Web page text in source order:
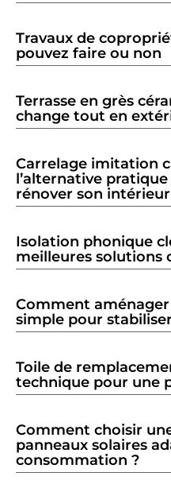
Travaux de
pouvez faire ou non
Terrasse en grès
change tout en
Carrelage imitation
l’alternative
rénover son intérieur
Isolation phonique
meilleures solutions
Comment
simple pour
Toile de
technique pour une
Comment choisir
panneaux solaires
consommation ?